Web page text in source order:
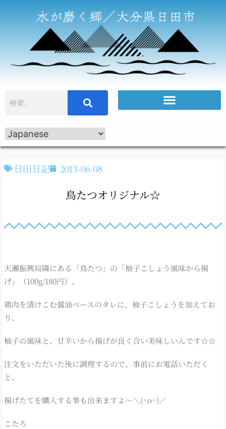
日田日記 2013-06-08
鳥たつオリジナル☆
天瀬振興局隣にある「鳥たつ」の「柚子こしょう風味から揚
げ」（100g/180円）。
鶏肉を漬けこむ醤油ベースのタレに、柚子こしょうを加えてお
り、
柚子の風味と、甘辛いから揚げが良く合い美味しいんです☆☆
注文をいただいた後に調理するので、事前にお電話いただく
と、
揚げたてを購入する事も出来ますよ～＼(^o^)／
こたろ